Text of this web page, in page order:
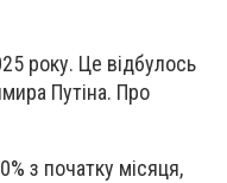
року. Це відбулось
Путіна. Про
з початку місяця,